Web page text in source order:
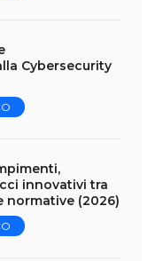
Cybersecurity
innovativi tra
normative (2026)